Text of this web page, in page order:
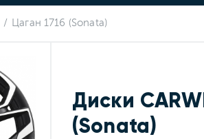
Цаган 1716 (Sonata)
Диски
(Sonata)